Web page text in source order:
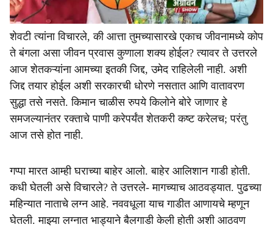
शेवटी त्यांना विचारले, की आत्ता तुमच्यासारखे एकाच जीवनामध्ये कोप
ते बंगला असा जीवन प्रवास कुणाला शक्य होईल? त्यावर ते उत्तरले
आज शेतकऱ्यांना आमच्या इतकी जिद्द, उमेद राहिलेली नाही. अशी
जिद्द तयार होईल अशी सरकारची धोरणे नसतात आणि वातावरण
सुद्धा तसे नसते. किमान चाळीस रुपये किलोने बोरे जाणार हे
समजल्यानंतर रक्ताचे पाणी करेपर्यंत शेतकरी कष्ट करेलच; परंतु
आज तसे होत नाही.
गप्पा मारत आम्ही घराच्या बाहेर आलो. बाहेर आलिशान गाडी होती.
कधी घेतली असे विचारले? ते उत्तरले- मागच्याच आठवड्यात. पुढच्या
महिन्यात नाताचे लग्न आहे. नववधूला याच गाडीत आणायचे म्हणून
घेतली. माझ्या लग्नात भाड्याने बैलगाडी केली होती अशी आठवण